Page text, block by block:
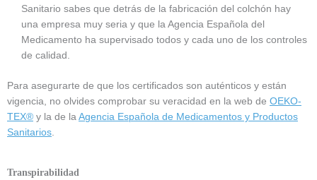
Sanitario sabes que detrás de la fabricación del colchón hay
una empresa muy seria y que la Agencia Española del
Medicamento ha supervisado todos y cada uno de los controles
de calidad.
Para asegurarte de que los certificados son auténticos y están
vigencia, no olvides comprobar su veracidad en la web de OEKO-
TEX® y la de la Agencia Española de Medicamentos y Productos
Sanitarios
Transpirabilidad